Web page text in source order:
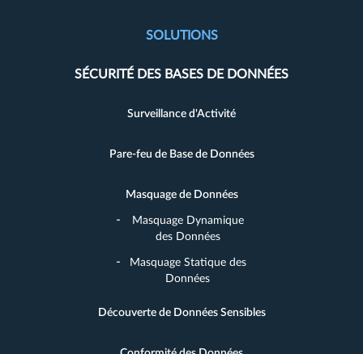
SOLUTIONS
SÉCURITÉ DES BASES DE DONNÉES
Surveillance d'Activité
Pare-feu de Base de Données
Masquage de Données
Masquage Dynamique
des Données
Masquage Statique des
Données
Découverte de Données Sensibles